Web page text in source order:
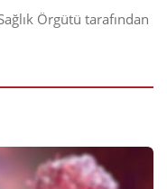
Örgütü tarafından